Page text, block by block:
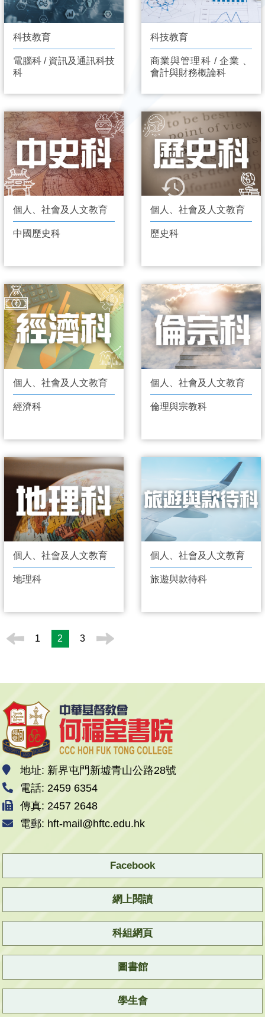
科技教育
電腦科 / 資訊及通訊科技
科
科技教育
商業與管理科 / 企業 、
會計與財務概論科
個人、社會及人文教育
中國歷史科
個人、社會及人文教育
歷史科
個人、社會及人文教育
經濟科
個人、社會及人文教育
倫理與宗教科
個人、社會及人文教育
地理科
個人、社會及人文教育
旅遊與款待科
1 2 3
地址: 新界屯門新墟青山公路28號
電話: 2459 6354
傳真: 2457 2648
電郵: hft-mail@hftc.edu.hk
Facebook
網上閱讀
科組網頁
圖書館
學生會